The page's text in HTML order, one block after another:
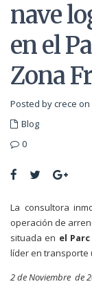
nave
en el
Zona
Posted by crece
Blog
0
La consultora
operación de
situada en el
líder en transporte
2 de Noviembre de